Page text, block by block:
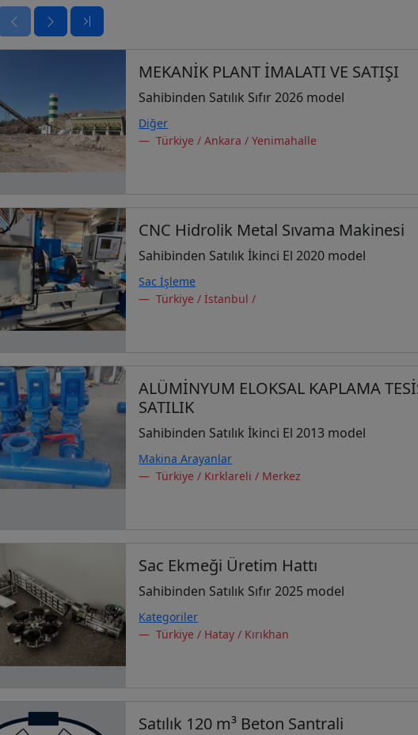
MEKANİK PLANT İMALATI VE SATIŞI
Sahibinden Satılık Sıfır 2026 model
Diğer
Türkiye / Ankara / Yenimahalle
CNC Hidrolik Metal Sıvama Makinesi
Sahibinden Satılık İkinci El 2020 model
Sac İşleme
Türkiye / İstanbul /
ALÜMİNYUM ELOKSAL KAPLAMA
SATILIK
Sahibinden Satılık İkinci El 2013 model
Makina Arayanlar
Türkiye / Kırklareli / Merkez
Sac Ekmeği Üretim Hattı
Sahibinden Satılık Sıfır 2025 model
Kategoriler
Türkiye / Hatay / Kırıkhan
Satılık 120 m³ Beton Santrali